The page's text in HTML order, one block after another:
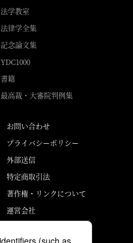
法学教室
法律学全集
記念論文集
YDC1000
書籍
最高裁・大審院判例集
お問い合わせ
プライバシーポリシー
外部送信
特定商取引法
著作権・リンクについて
運営会社